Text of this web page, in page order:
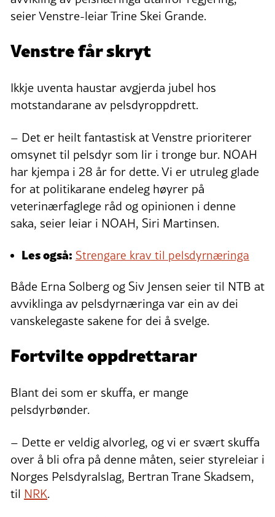
seier Venstre-leiar Trine Skei Grande.
Venstre får skryt
Ikkje uventa haustar avgjerda jubel hos
motstandarane av pelsdyroppdrett.
– Det er heilt fantastisk at Venstre prioriterer
omsynet til pelsdyr som lir i tronge bur. NOAH
har kjempa i 28 år for dette. Vi er utruleg glade
for at politikarane endeleg høyrer på
veterinærfaglege råd og opinionen i denne
saka, seier leiar i NOAH, Siri Martinsen.
Les også: Strengare krav til pelsdyrnæringa
Både Erna Solberg og Siv Jensen seier til NTB at
avviklinga av pelsdyrnæringa var ein av dei
vanskelegaste sakene for dei å svelge.
Fortvilte oppdrettarar
Blant dei som er skuffa, er mange
pelsdyrbønder.
– Dette er veldig alvorleg, og vi er svært skuffa
over å bli ofra på denne måten, seier styreleiar i
Norges Pelsdyralslag, Bertran Trane Skadsem,
til NRK.